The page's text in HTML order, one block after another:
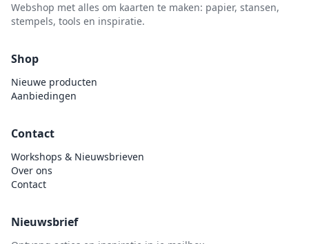
Webshop met alles om kaarten te maken: papier, stansen,
stempels, tools en inspiratie.
Shop
Nieuwe producten
Aanbiedingen
Contact
Workshops & Nieuwsbrieven
Over ons
Contact
Nieuwsbrief